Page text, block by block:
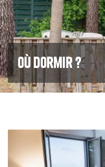
Où dormir ?